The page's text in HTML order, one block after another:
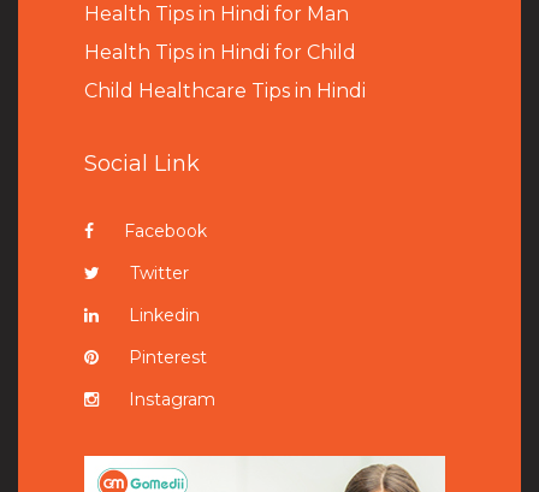
Health Tips in Hindi for Man
Health Tips in Hindi for Child
Child Healthcare Tips in Hindi
Social Link
Facebook
Twitter
Linkedin
Pinterest
Instagram